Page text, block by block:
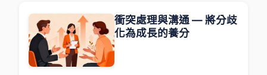
衝突處理與溝通 — 將分歧
化為成長的養分